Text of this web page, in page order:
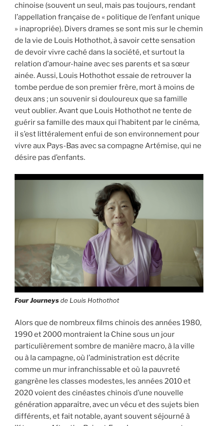
chinoise (souvent un seul, mais pas toujours, rendant
l’appellation française de « politique de l’enfant unique
» inapropriée). Divers drames se sont mis sur le chemin
de la vie de Louis Hothothot, à savoir cette sensation
de devoir vivre caché dans la société, et surtout la
relation d’amour-haine avec ses parents et sa sœur
ainée. Aussi, Louis Hothothot essaie de retrouver la
tombe perdue de son premier frère, mort à moins de
deux ans ; un souvenir si douloureux que sa famille
veut oublier. Avant que Louis Hothothot ne tente de
guérir sa famille des maux qui l’habitent par le cinéma,
il s’est littéralement enfui de son environnement pour
vivre aux Pays-Bas avec sa compagne Artémise, qui ne
désire pas d’enfants.
Four Journeysde Louis Hothothot
Alors que de nombreux films chinois des années 1980,
1990 et 2000 montraient la Chine sous un jour
particulièrement sombre de manière macro, à la ville
ou à la campagne, où l’administration est décrite
comme un mur infranchissable et où la pauvreté
gangrène les classes modestes, les années 2010 et
2020 voient des cinéastes chinois d’une nouvelle
génération apparaître, avec un vécu et des sujets bien
différents, et fait notable, ayant souvent séjourné à